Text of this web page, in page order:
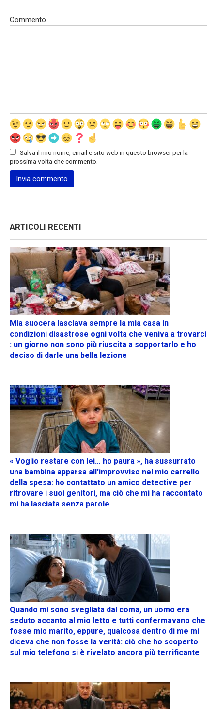
Commento
Salva il mio nome, email e sito web in questo browser per la
prossima volta che commento.
ARTICOLI RECENTI
Mia suocera lasciava sempre la mia casa in
condizioni disastrose ogni volta che veniva a trovarci
: un giorno non sono più riuscita a sopportarlo e ho
deciso di darle una bella lezione
« Voglio restare con lei… ho paura », ha sussurrato
una bambina apparsa all’improvviso nel mio carrello
della spesa: ho contattato un amico detective per
ritrovare i suoi genitori, ma ciò che mi ha raccontato
mi ha lasciata senza parole
Quando mi sono svegliata dal coma, un uomo era
seduto accanto al mio letto e tutti confermavano che
fosse mio marito, eppure, qualcosa dentro di me mi
diceva che non fosse la verità: ciò che ho scoperto
sul mio telefono si è rivelato ancora più terrificante